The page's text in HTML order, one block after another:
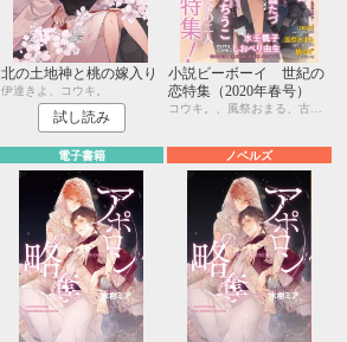
北の土地神と桃の嫁入り
伊達きよ、コウキ。
試し読み
小説ビーボーイ 世紀の
恋特集（2020年春号）
コウキ。、風祭おまる、古藤嗣己、椿 ゆず、おおきいき、遠野春日、円陣闇丸、noel、周防佑未、水壬楓子、しおべり由生、みやしろちうこ、user、八十庭たづ、佐々木久美子
電子書籍 ノベルズ